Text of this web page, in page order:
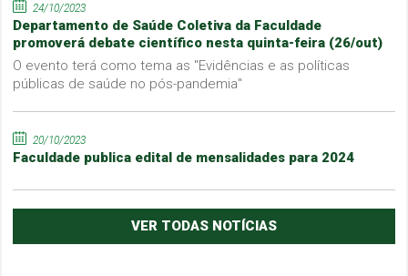
24/10/2023
Departamento de Saúde Coletiva da Faculdade
promoverá debate científico nesta quinta-feira (26/out)
O evento terá como tema as "Evidências e as políticas
públicas de saúde no pós-pandemia"
20/10/2023
Faculdade publica edital de mensalidades para 2024
VER TODAS NOTÍCIAS